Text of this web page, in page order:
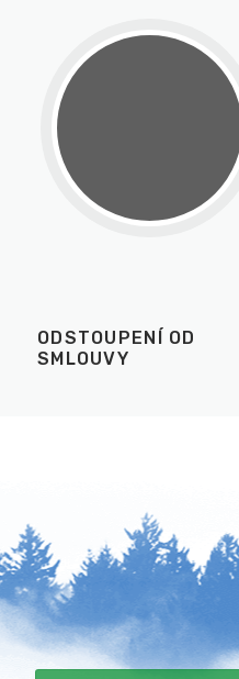
ODSTOUPENÍ OD
SMLOUVY